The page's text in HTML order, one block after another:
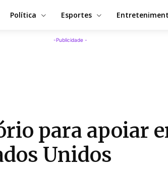
Política Esportes
-Publicidade -
para apoiar
Unidos